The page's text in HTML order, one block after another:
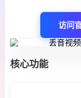
访问
核心功能